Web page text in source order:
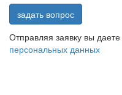
задать вопрос
Отправляя заявку вы даете
персональных данных